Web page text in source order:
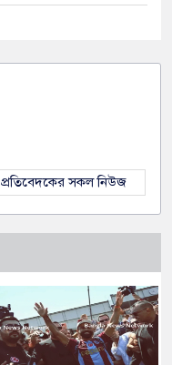
প্রতিবেদকের সকল নিউজ